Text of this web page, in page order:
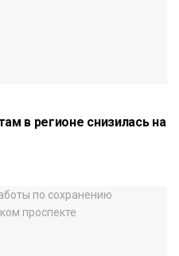
в регионе снизилась на